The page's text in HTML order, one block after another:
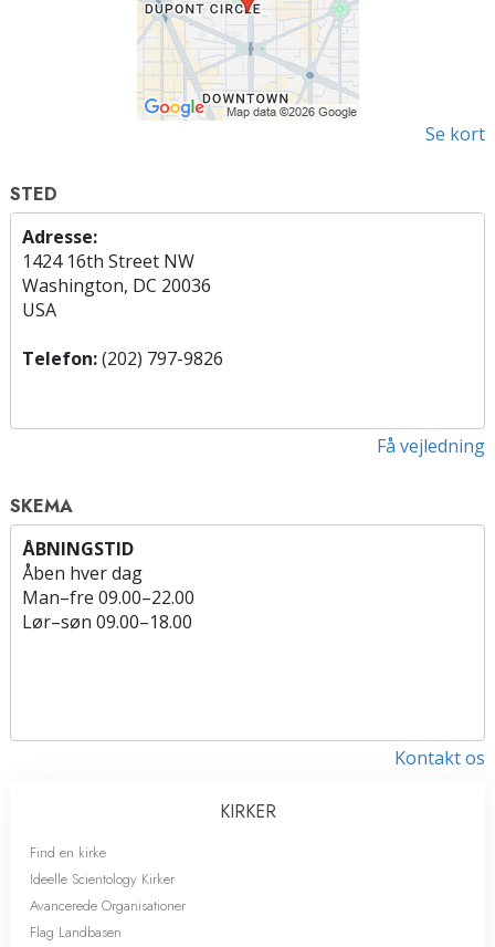
Se kort
STED
Adresse:
1424 16th Street NW
Washington, DC 20036
USA
Telefon:(202) 797-9826
Få vejledning
SKEMA
ÅBNINGSTID
Åben hver dag
Man–fre 09.00–22.00
Lør–søn 09.00–18.00
Kontakt os
KIRKER
Find en kirke
Ideelle Scientology Kirker
Avancerede Organisationer
Flag Landbasen